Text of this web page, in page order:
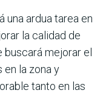
una ardua tarea en
la calidad de
buscará mejorar el
la zona y
tanto en las